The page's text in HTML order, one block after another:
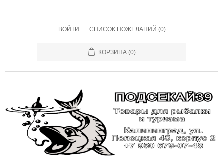
ВОЙТИ СПИСОК ПОЖЕЛАНИЙ (0)
КОРЗИНА (0)